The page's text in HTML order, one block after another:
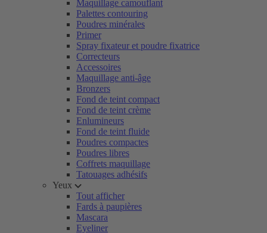
Maquillage camouflant
Palettes contouring
Poudres minérales
Primer
Spray fixateur et poudre fixatrice
Correcteurs
Accessoires
Maquillage anti-âge
Bronzers
Fond de teint compact
Fond de teint crème
Enlumineurs
Fond de teint fluide
Poudres compactes
Poudres libres
Coffrets maquillage
Tatouages adhésifs
Yeux
Tout afficher
Fards à paupières
Mascara
Eyeliner